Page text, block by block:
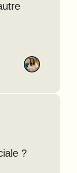
?